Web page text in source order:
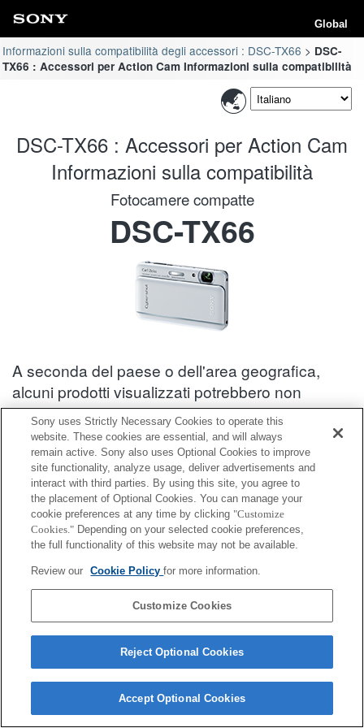
Global
Informazioni sulla compatibilità degli accessori : DSC-TX66
DSC-
TX66 : Accessori per Action Cam Informazioni sulla compatibilità
DSC-TX66 : Accessori per Action Cam
Informazioni sulla compatibilità
Fotocamere compatte
DSC-TX66
A seconda del paese o dell'area geografica,
alcuni prodotti visualizzati potrebbero non
essere disponibili.
Informazioni sulla compatibilità degli accessori : DSC-TX66
Accessori per Action Cam
Completamente compatibile
Compatibile, ma con restrizioni
VCT-AMP1
Contact Us Cookie Policy
Sony uses Strictly Necessary Cookies to operate this
website. These cookies are essential, and will always
remain active. Sony also uses Optional Cookies to improve
site functionality, analyze usage, deliver advertisements and
interact with third parties. By using this site, you agree to
the placement of Optional Cookies. You can manage your
cookie preferences at any time by clicking "Customize
Cookies." Depending on your selected cookie preferences,
the full functionality of this website may not be available.
Review our Cookie Policyfor more information.
Customize Cookies
Reject Optional Cookies
Accept Optional Cookies